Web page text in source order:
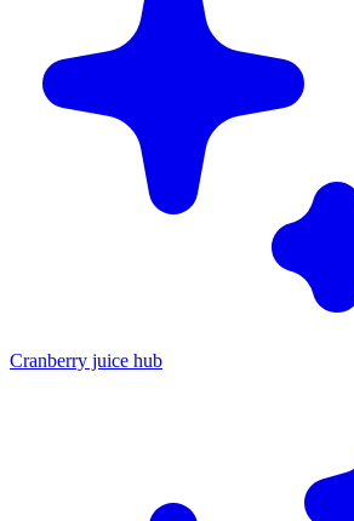
Cranberry juice hub